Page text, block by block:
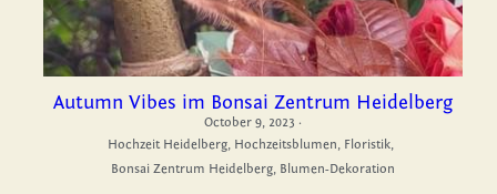
Autumn Vibes im Bonsai Zentrum Heidelberg
October 9, 2023 ·
Hochzeit Heidelberg, Hochzeitsblumen, Floristik,
Bonsai Zentrum Heidelberg, Blumen-Dekoration